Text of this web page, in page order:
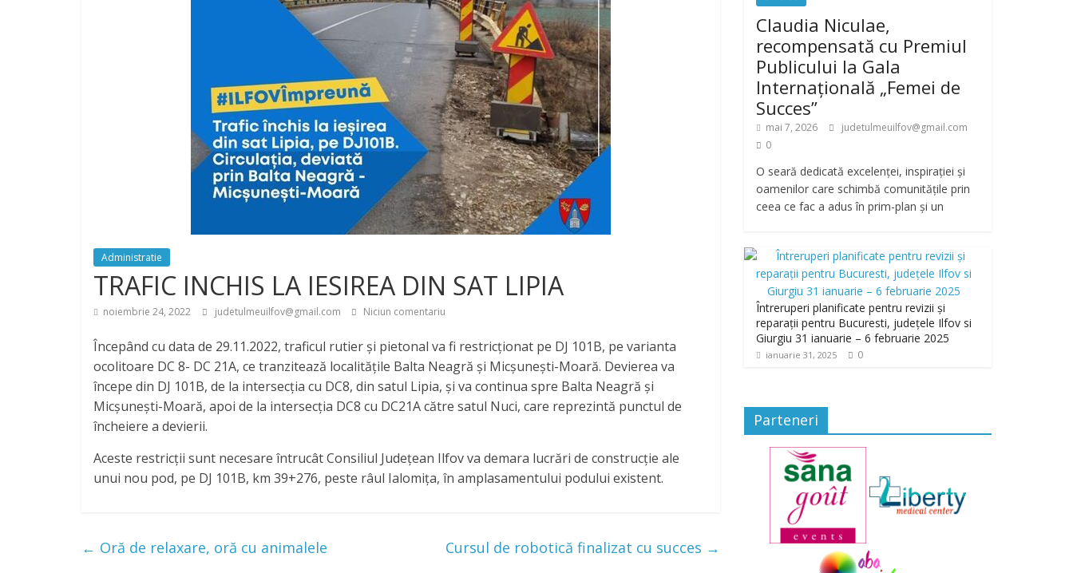
Administratie
TRAFIC INCHIS LA IESIREA DIN SAT LIPIA
noiembrie 24, 2022 judetulmeuilfov@gmail.com Niciun comentariu
Începând cu data de 29.11.2022, traficul rutier și pietonal va fi restricționat pe DJ 101B, pe varianta
ocolitoare DC 8- DC 21A, ce tranzitează localitățile Balta Neagră și Micșunești-Moară. Devierea va
începe din DJ 101B, de la intersecția cu DC8, din satul Lipia, și va continua spre Balta Neagră și
Micșunești-Moară, apoi de la intersecția DC8 cu DC21A către satul Nuci, care reprezintă punctul de
încheiere a devierii.
Aceste restricții sunt necesare întrucât Consiliul Județean Ilfov va demara lucrări de construcție ale
unui nou pod, pe DJ 101B, km 39+276, peste râul Ialomița, în amplasamentului podului existent.
← Oră de relaxare, oră cu animalele Cursul de robotică finalizat cu succes →
Claudia Niculae,
recompensată cu Premiul
Publicului la Gala
Internațională „Femei de
Succes”
mai 7, 2026
judetulmeuilfov@gmail.com
0
O seară dedicată excelenței, inspirației și
oamenilor care schimbă comunitățile prin
ceea ce fac a adus în prim-plan și un
Întreruperi planificate pentru revizii și
reparații pentru Bucuresti, județele Ilfov si
Giurgiu 31 ianuarie – 6 februarie 2025
ianuarie 31, 2025 0
Parteneri